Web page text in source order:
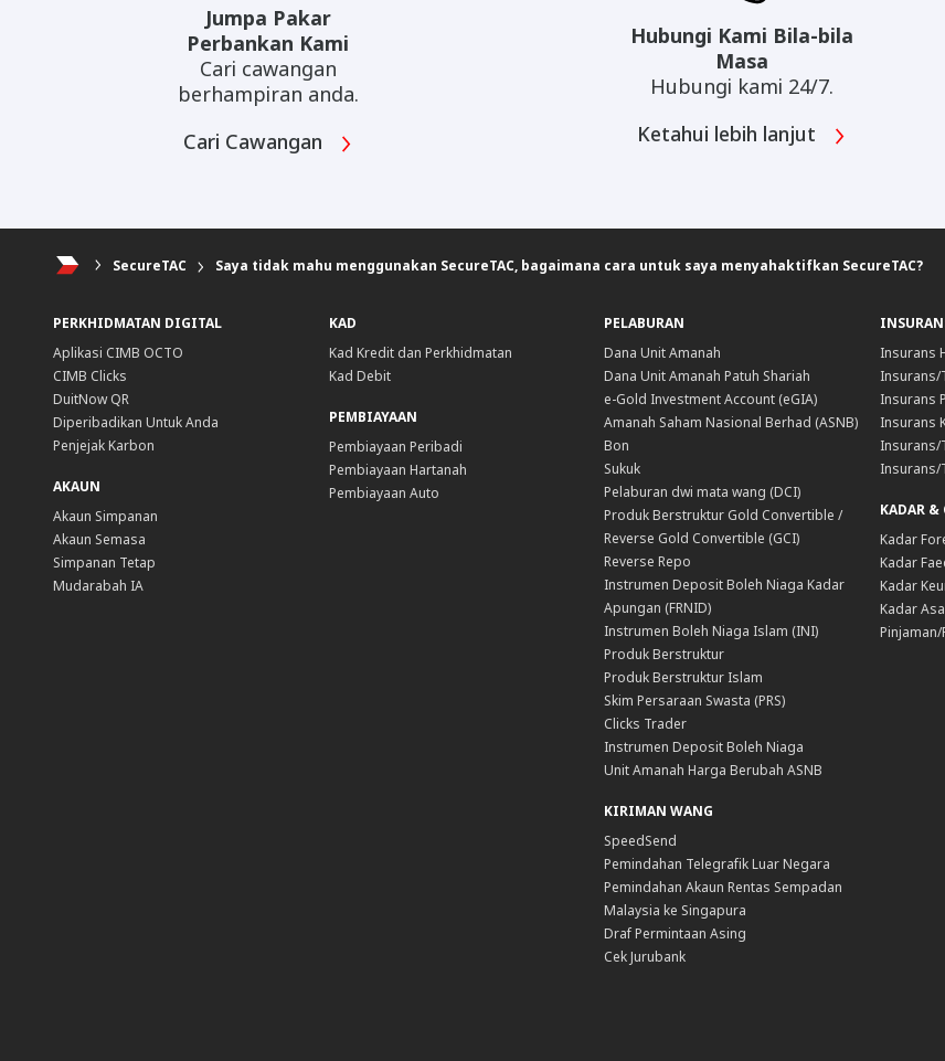
Jumpa Pakar
Perbankan Kami
Cari cawangan
berhampiran anda.
Cari Cawangan
Hubungi Kami Bila-bila
Masa
Hubungi kami 24/7.
Ketahui lebih lanjut
SecureTAC Saya tidak mahu menggunakan SecureTAC, bagaimana cara untuk saya menyahaktifkan SecureTAC?
PERKHIDMATAN DIGITAL
Aplikasi CIMB OCTO
CIMB Clicks
DuitNow QR
Diperibadikan Untuk Anda
Penjejak Karbon
AKAUN
Akaun Simpanan
Akaun Semasa
Simpanan Tetap
Mudarabah IA
KAD
Kad Kredit dan Perkhidmatan
Kad Debit
PEMBIAYAAN
Pembiayaan Peribadi
Pembiayaan Hartanah
Pembiayaan Auto
PELABURAN
Dana Unit Amanah
Dana Unit Amanah Patuh Shariah
e-Gold Investment Account (eGIA)
Amanah Saham Nasional Berhad (ASNB)
Bon
Sukuk
Pelaburan dwi mata wang (DCI)
Produk Berstruktur Gold Convertible /
Reverse Gold Convertible (GCI)
Reverse Repo
Instrumen Deposit Boleh Niaga Kadar
Apungan (FRNID)
Instrumen Boleh Niaga Islam (INI)
Produk Berstruktur
Produk Berstruktur Islam
Skim Persaraan Swasta (PRS)
Clicks Trader
Instrumen Deposit Boleh Niaga
Unit Amanah Harga Berubah ASNB
KIRIMAN WANG
SpeedSend
Pemindahan Telegrafik Luar Negara
Pemindahan Akaun Rentas Sempadan
Malaysia ke Singapura
Draf Permintaan Asing
Cek Jurubank
Insurans
Insurans/
Insurans
Insurans
Insurans/
Insurans/
KADAR &
Kadar
Kadar
Kadar
Kadar